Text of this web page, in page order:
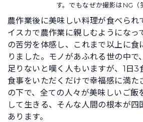
す。でもなぜか撮影はNG（
農作業後に美味しい料理が食べら
イスカで農作業に親しむようになっ
の苦労を体感し、これまで以上に食
りました。モノがあふれる世の中で
足りないと嘆く人もいますが、1日3
食事をいただくだけで幸福感に満た
の下で、全ての人々が美味しいご飯
して生きる、そんな人間の根本が四
あります。